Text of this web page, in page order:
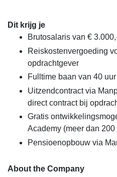
Dit krijg je
Brutosalaris van €
Reiskostenvergoeding
opdrachtgever
Fulltime baan van 40
Uitzendcontract via
direct contract bij
Gratis
Academy (meer dan
Pensioenopbouw via
About the Company